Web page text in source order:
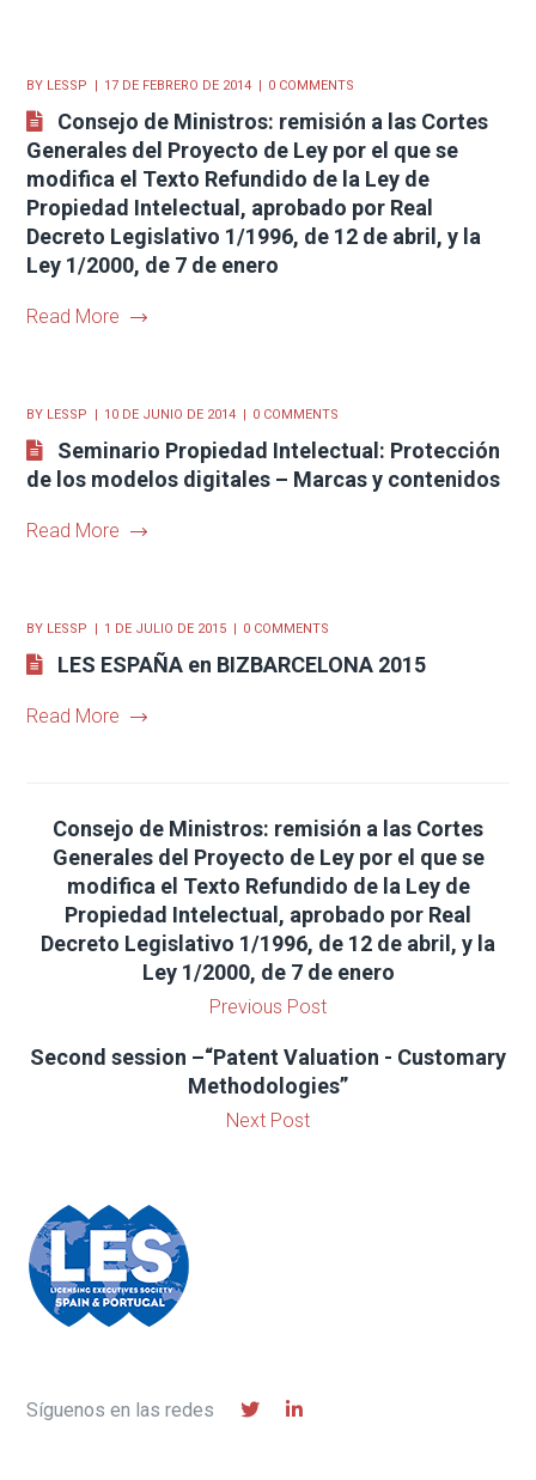
BY LESSP 17 DE FEBRERO DE 2014 0 COMMENTS
Consejo de Ministros: remisión a las Cortes
Generales del Proyecto de Ley por el que se
modifica el Texto Refundido de la Ley de
Propiedad Intelectual, aprobado por Real
Decreto Legislativo 1/1996, de 12 de abril, y la
Ley 1/2000, de 7 de enero
Read More
BY LESSP 10 DE JUNIO DE 2014 0 COMMENTS
Seminario Propiedad Intelectual: Protección
de los modelos digitales – Marcas y contenidos
Read More
BY LESSP 1 DE JULIO DE 2015 0 COMMENTS
LES ESPAÑA en BIZBARCELONA 2015
Read More
Consejo de Ministros: remisión a las Cortes
Generales del Proyecto de Ley por el que se
modifica el Texto Refundido de la Ley de
Propiedad Intelectual, aprobado por Real
Decreto Legislativo 1/1996, de 12 de abril, y la
Ley 1/2000, de 7 de enero
Previous Post
Second session –“Patent Valuation - Customary
Methodologies”
Next Post
Síguenos en las redes